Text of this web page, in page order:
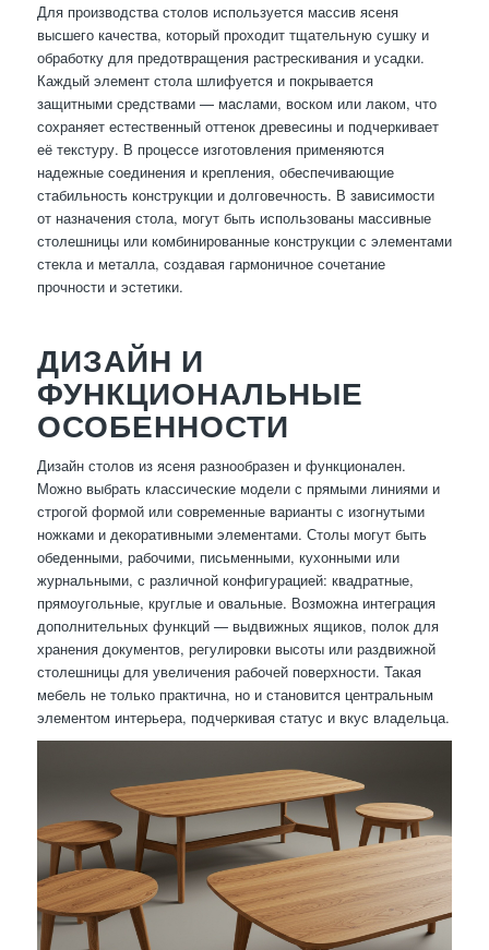
Для производства столов используется массив ясеня
высшего качества, который проходит тщательную сушку и
обработку для предотвращения растрескивания и усадки.
Каждый элемент стола шлифуется и покрывается
защитными средствами — маслами, воском или лаком, что
сохраняет естественный оттенок древесины и подчеркивает
её текстуру. В процессе изготовления применяются
надежные соединения и крепления, обеспечивающие
стабильность конструкции и долговечность. В зависимости
от назначения стола, могут быть использованы массивные
столешницы или комбинированные конструкции с элементами
стекла и металла, создавая гармоничное сочетание
прочности и эстетики.
ДИЗАЙН И
ФУНКЦИОНАЛЬНЫЕ
ОСОБЕННОСТИ
Дизайн столов из ясеня разнообразен и функционален.
Можно выбрать классические модели с прямыми линиями и
строгой формой или современные варианты с изогнутыми
ножками и декоративными элементами. Столы могут быть
обеденными, рабочими, письменными, кухонными или
журнальными, с различной конфигурацией: квадратные,
прямоугольные, круглые и овальные. Возможна интеграция
дополнительных функций — выдвижных ящиков, полок для
хранения документов, регулировки высоты или раздвижной
столешницы для увеличения рабочей поверхности. Такая
мебель не только практична, но и становится центральным
элементом интерьера, подчеркивая статус и вкус владельца.